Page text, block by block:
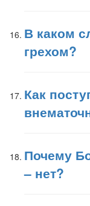
В каком
грехом?
Как
Почему
– нет?